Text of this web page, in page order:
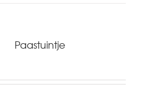
Paastuintje